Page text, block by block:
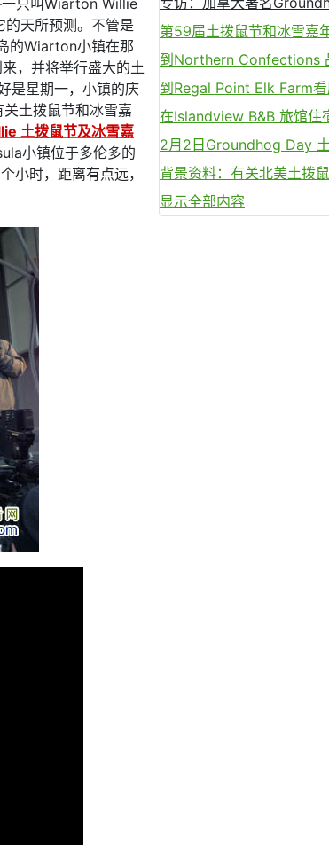
第59届土拨鼠节和冰雪嘉
到Northern Confections
到Regal Point Elk Farm看
在Islandview B&B 旅馆住
2月2日Groundhog Day
背景资料：有关北美土拨
显示全部内容
天所预测。不管是
的Wiarton小镇在那
，并将举行盛大的土
是星期一，小镇的庆
土拨鼠节和冰雪嘉
土拨鼠节及冰雪嘉
小镇位于多伦多的
小时，距离有点远，